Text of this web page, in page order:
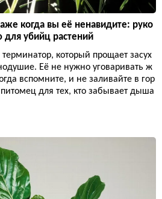
когда вы её ненавидите: руко
убийц растений
который прощает засух
Её не нужно уговаривать ж
вспомните, и не заливайте в гор
для тех, кто забывает дыша